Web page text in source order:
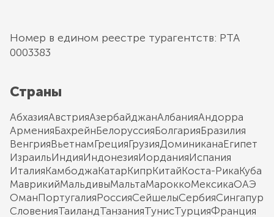
Номер в едином реестре турагентств: РТА
0003383
Страны
АбхазияАвстрияАзербайджанАлбанияАндорра
АрменияБахрейнБелоруссияБолгарияБразилия
ВенгрияВьетнамГрецияГрузияДоминиканаЕгипет
ИзраильИндияИндонезияИорданияИспания
ИталияКамбоджаКатарКипрКитайКоста-РикаКуба
МаврикийМальдивыМальтаМароккоМексикаОАЭ
ОманПортугалияРоссияСейшелыСербияСингапур
СловенияТаиландТанзанияТунисТурцияФранция